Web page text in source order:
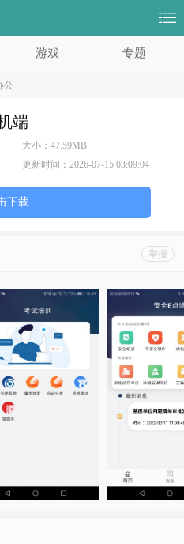
游戏 专题
公
端
大小：47.59MB
更新时间：2026-07-15 03:09:04
下载
举报